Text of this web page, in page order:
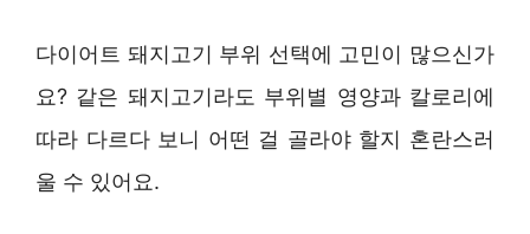
다이어트 돼지고기 부위 선택에 고민이 많으신가
요? 같은 돼지고기라도 부위별 영양과 칼로리에
따라 다르다 보니 어떤 걸 골라야 할지 혼란스러
울 수 있어요.